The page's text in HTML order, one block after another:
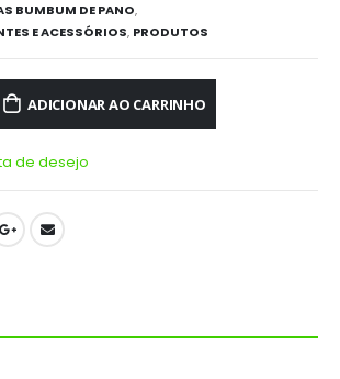
BUMBUM DE PANO,
E ACESSÓRIOS, PRODUTOS
ADICIONAR AO CARRINHO
de desejo